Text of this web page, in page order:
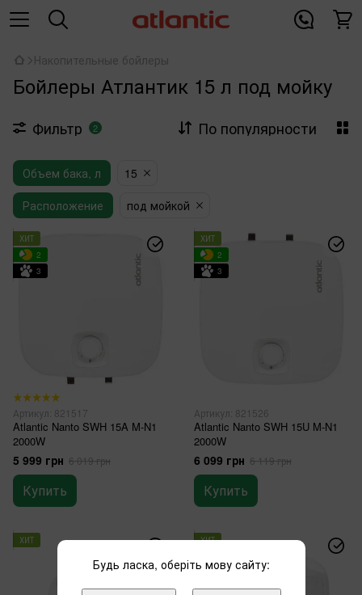
Накопительные бойлеры
Бойлеры Атлантик 15 л под мойку
Фильтр 2 По популярности
Объем бака, л
15
Расположение
под мойкой
ХИТ
2
3
Артикул: 821517
Atlantic Nanto SWH 15A M-N1
2000W
5 999 грн 6 019 грн
Купить
ХИТ
2
3
Артикул: 821526
Atlantic Nanto SWH 15U M-N1
2000W
6 099 грн 6 119 грн
Купить
ХИТ
ХИТ
3
Будь ласка, оберіть мову сайту: